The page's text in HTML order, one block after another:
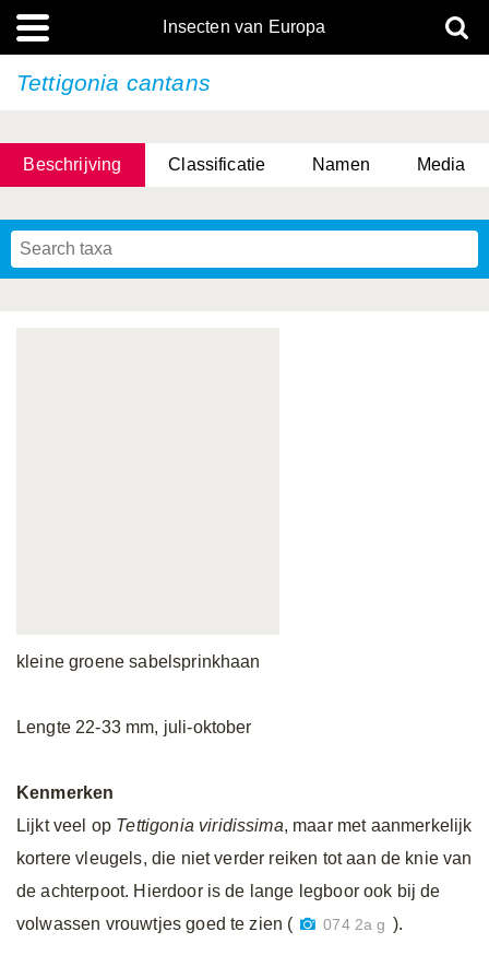
Insecten van Europa
Tettigonia cantans
Beschrijving Classificatie Namen Media
kleine groene sabelsprinkhaan
Lengte 22-33 mm, juli-oktober
Kenmerken
Lijkt veel op Tettigonia viridissima, maar met aanmerkelijk
kortere vleugels, die niet verder reiken tot aan de knie van
de achterpoot. Hierdoor is de lange legboor ook bij de
volwassen vrouwtjes goed te zien (
074 2a g ).